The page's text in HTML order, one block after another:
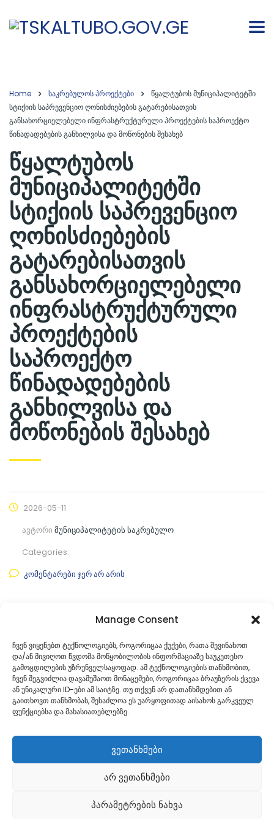
Manage Consent
ჩვენ ვიყენებთ ტექნოლოგიებს, როგორიცაა ქუქები, რათა შევინახოთ
და/ან მივიღოთ წვდომა მოწყობილობის ინფორმაციაზე საუკეთესო
გამოცდილების უზრუნველსაყოფად. ამ ტექნოლოგიების თანხმობით,
ჩვენ შეგვიძლია დავამუშაოთ მონაცემები, როგორიცაა ბრაუზერის ქცევა
ან უნიკალური ID-ები ამ საიტზე. თუ თქვენ არ დათანხმდებით ან
გაითხოვთ თანხმობას, შესაძლოა ეს უარყოფითად აისახოს გარკვეულ
ფუნქციებსა და მახასიათებლებზე.
ვეთანხმები
არ ვეთანხმები
პარამეტრების ნახვა
Home საკრებულოს პროექტები
წყალტუბოს მუნიციპალიტეტში
სტიქიის საპრევენციო ღონისძიებების გატარებისათვის
განსახორციელებელი ინფრასტრუქტურული პროექტების საპროექტო
წინადადებების განხილვისა და მოწონების შესახებ
წყალტუბოს
მუნიციპალიტეტში
სტიქიის საპრევენციო
ღონისძიებების
გატარებისათვის
განსახორციელებელი
ინფრასტრუქტურული
პროექტების
საპროექტო
წინადადებების
განხილვისა და
მოწონების შესახებ
2026-05-11
ავტორი მუნიციპალიტეტის საკრებულო
Categories:
კომენტარები ჯერ არ არის
ფაილის ნახვა
ფაილის ტიპი:pdf
კატეგორიასაკრებულოს პროექტები